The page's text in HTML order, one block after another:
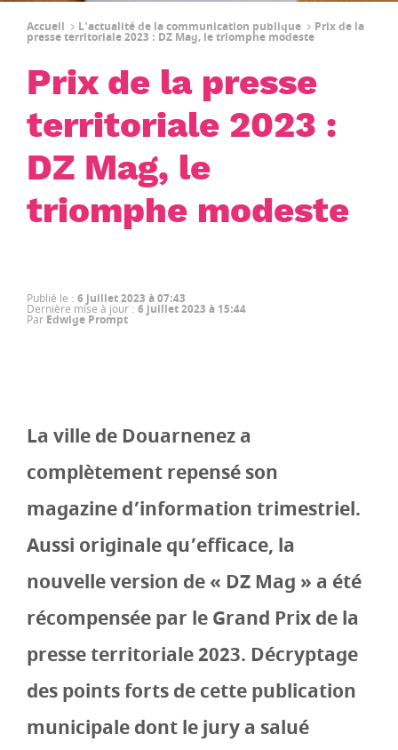
Accueil L'actualité de la communication publique Prix de la
presse territoriale 2023 : DZ Mag, le triomphe modeste
Prix de la presse
territoriale 2023 :
DZ Mag, le
triomphe modeste
Publié le : 6 juillet 2023 à 07:43
Dernière mise à jour : 6 juillet 2023 à 15:44
Par Edwige Prompt
La ville de Douarnenez a
complètement repensé son
magazine d’information trimestriel.
Aussi originale qu’efficace, la
nouvelle version de « DZ Mag » a été
récompensée par le Grand Prix de la
presse territoriale 2023. Décryptage
des points forts de cette publication
municipale dont le jury a salué